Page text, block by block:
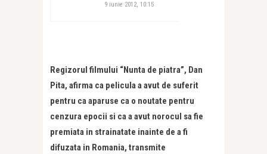
9 iunie 2012, 10:15
Regizorul filmului “Nunta de piatra”, Dan
Pita, afirma ca pelicula a avut de suferit
pentru ca aparuse ca o noutate pentru
cenzura epocii si ca a avut norocul sa fie
premiata in strainatate inainte de a fi
difuzata in Romania, transmite